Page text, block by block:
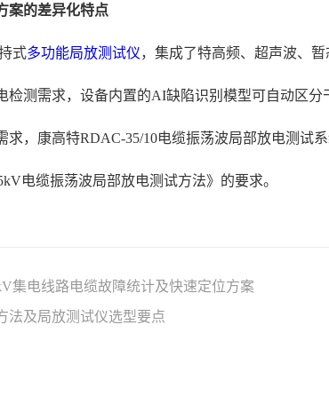
案的差异化特点
式多功能局放测试仪，集成了特高频、超声波、
检测需求，设备内置的AI缺陷识别模型可自动区
求，康高特RDAC-35/10电缆振荡波局部放电测
电缆振荡波局部放电测试方法》的要求。
集电线路电缆故障统计及快速定位方案
法及局放测试仪选型要点